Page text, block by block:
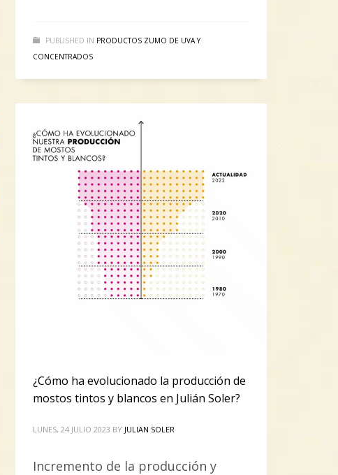
PUBLISHED IN PRODUCTOS ZUMO DE UVA Y
CONCENTRADOS
¿Cómo ha evolucionado la producción de
mostos tintos y blancos en Julián Soler?
LUNES, 24 JULIO 2023 BY JULIAN SOLER
Incremento de la producción y